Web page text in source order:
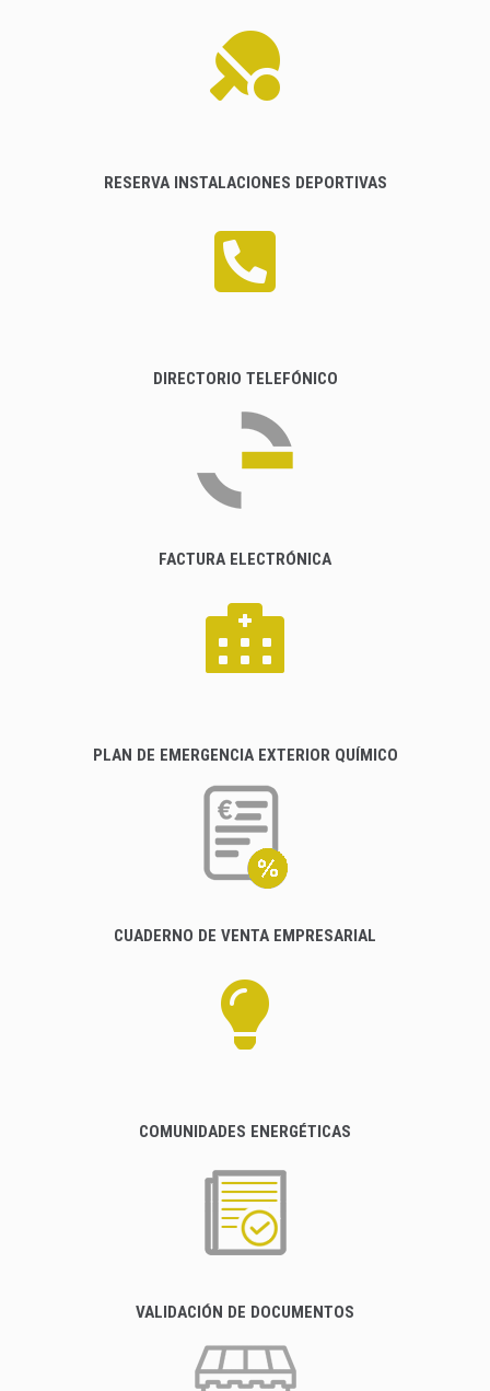
RESERVA INSTALACIONES DEPORTIVAS
DIRECTORIO TELEFÓNICO
FACTURA ELECTRÓNICA
PLAN DE EMERGENCIA EXTERIOR QUÍMICO
CUADERNO DE VENTA EMPRESARIAL
COMUNIDADES ENERGÉTICAS
VALIDACIÓN DE DOCUMENTOS